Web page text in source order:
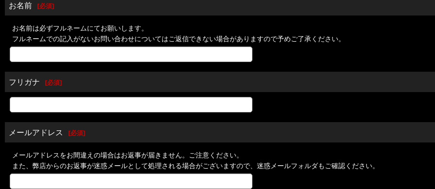
お名前 [必須]
お名前は必ずフルネームにてお願いします。
フルネームでの記入がないお問い合わせについてはご返信できない場合がありますので予めご了承ください。
フリガナ [必須]
メールアドレス [必須]
メールアドレスをお間違えの場合はお返事が届きません。ご注意ください。
また、弊店からのお返事が迷惑メールとして処理される場合がございますので、迷惑メールフォルダもご確認ください。